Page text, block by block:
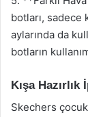
botları, sadece
aylarında da
botların
Kışa Hazırlık
Skechers çocuk